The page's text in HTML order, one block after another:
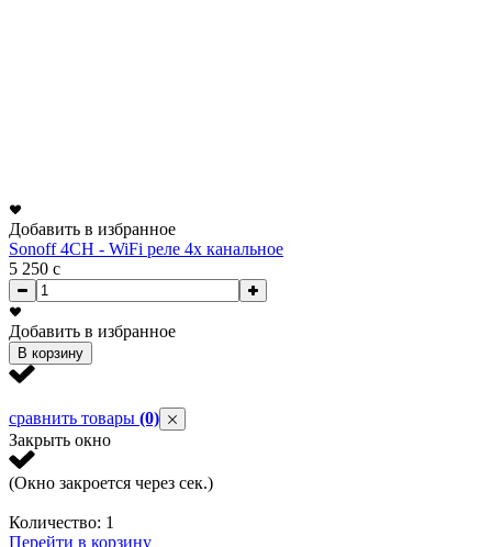
Добавить в избранное
Sonoff 4CH - WiFi реле 4х канальное
5 250 c
Добавить в избранное
В корзину
сравнить товары (0)
Закрыть окно
(Окно закроется через сек.)
Количество: 1
Перейти в корзину